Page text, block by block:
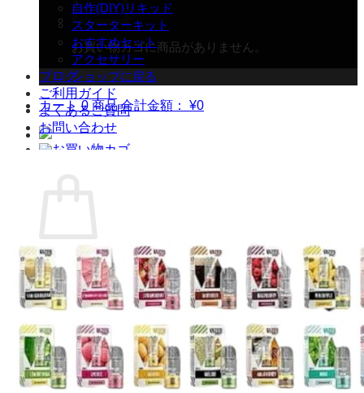
お買い物カゴに商品がありません。
ショップに戻る
カート0 商品 合計金額： ¥0
お買い物カゴに商品がありません。
ショップに戻る
自作(DIY)リキッド
スターターキット
おすすめセット
アクセサリー
ブログ
ご利用ガイド
よくあるご質問
お問い合わせ